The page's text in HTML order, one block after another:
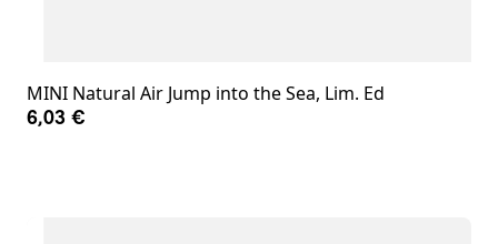
MINI Natural Air Jump into the Sea, Lim. Ed
6,03 €